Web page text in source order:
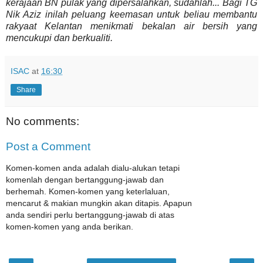
kerajaan BN pulak yang dipersalahkan, sudahlah... Bagi TG
Nik Aziz inilah peluang keemasan untuk beliau membantu
rakyaat Kelantan menikmati bekalan air bersih yang
mencukupi dan berkualiti.
ISAC at 16:30
Share
No comments:
Post a Comment
Komen-komen anda adalah dialu-alukan tetapi
komenlah dengan bertanggung-jawab dan
berhemah. Komen-komen yang keterlaluan,
mencarut & makian mungkin akan ditapis. Apapun
anda sendiri perlu bertanggung-jawab di atas
komen-komen yang anda berikan.